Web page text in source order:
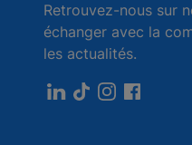
Retrouvez-nous sur
échanger avec la
les actualités.